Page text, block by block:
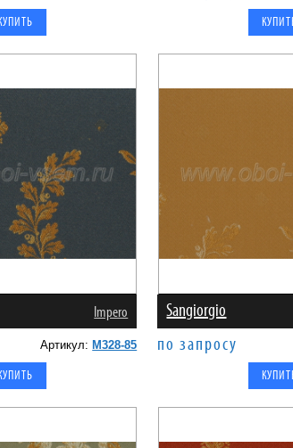
Impero
Артикул: M328-85
Sangiorgio
по запросу